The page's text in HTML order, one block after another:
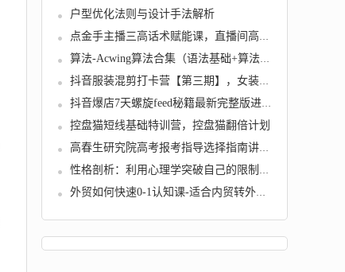
户型优化法则与设计手法解析
点金手主播三高话术赋能课，直播间高成交话术...
算法-Acwing算法合集（语法基础+算法基础+算法...
抖音服装混剪打卡营【第三期】，女装混剪，月...
抖音爆店7天螺旋feed秘籍最新完整版进阶课程
控盘猫短线基础特训营，控盘猫翻倍计划
高春生研究院高考报考指导选择指南讲解视频(9...
性格剖析：利用心理学突破自己的限制重新认识...
外贸如何快速0-1认知课-适合内贸转外贸的老板...